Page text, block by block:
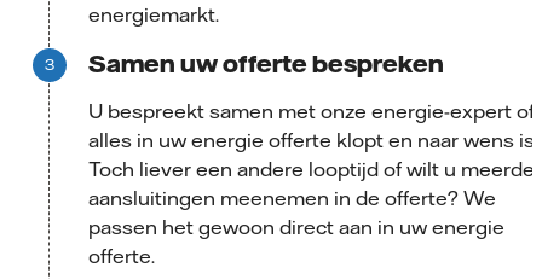
energiemarkt.
Samen uw offerte bespreken
U bespreekt samen met onze energie-expert of
alles in uw energie offerte klopt en naar wens is.
Toch liever een andere looptijd of wilt u
aansluitingen meenemen in de offerte? We
passen het gewoon direct aan in uw energie
offerte.